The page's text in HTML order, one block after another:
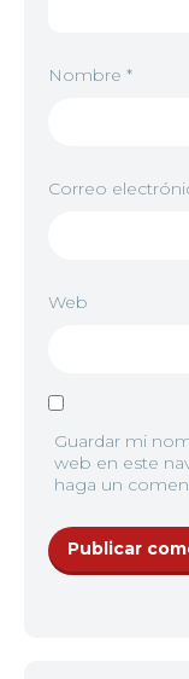
Nombre *
Correo
Web
Guardar mi
web en este
haga un